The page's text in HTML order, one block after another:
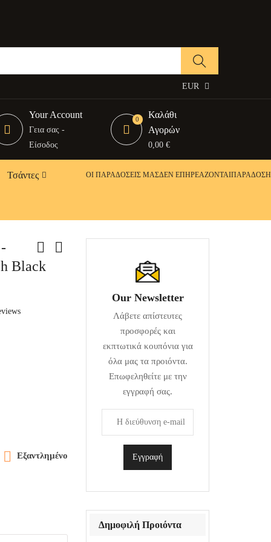
EUR
Your Account
Γεια σας -
Είσοδος
0
Καλάθι
Αγορών
0,00 €
Τσάντες ΟΙ ΠΑΡΑΔΟΣΕΙΣ ΜΑΣΔΕΝ ΕΠΗΡΕΆΖΟΝΤΑΙΠΑΡΑΔΟΣΗ
Black
 Εξαντλημένο
Our Newsletter
Λάβετε απίστευτες
προσφορές και
εκπτωτικά κουπόνια για
όλα μας τα προιόντα.
Επωφεληθείτε με την
εγγραφή σας.
Δημοφιλή Προιόντα